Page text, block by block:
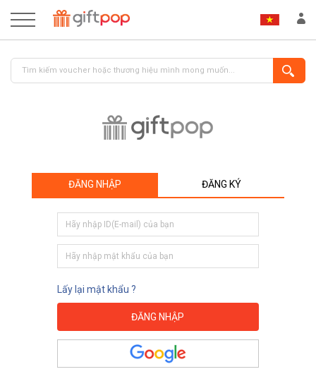
ĐĂNG NHẬP ĐĂNG KÝ
Lấy lại mật khẩu ?